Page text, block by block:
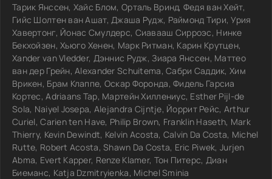
Тарик Янссен, Хайс Блом, Орталь Вринд, Федя ван Хейт,
Гийс Шолтен ван Ашат, Джаша Рудж, Раймонд Тири, Урия
Хавертонг, Йонас Смулдерс, Сиавааш Сирроэс, Нинке
Бекхойзен, Хьюго Хенен, Марк Ритман, Карин Крутцен,
Xander van Vledder, Дэннис Рудж, Зиара Янссен, Маттео
ван дер Грейн, Alexander Schuitema, Сабри Саддик, Хим
Врикен, Брам Клаппе, Оскар Форонда, Фидель Гарсиа
Кортес, Adriaans Tap, Мартейн Хиллениус, Esther Pijl-de
Sola, Naiyel Josepa, Alejandra Cijntje, Йоррит Рейс, Arthur
Curiel, Carien ten Have, Philip Brown, Franklin Haseth, Mark
Thierry, Kevin Dewindt, Kelvin Acosta, Calvin Da Costa, Michel
Rutte, Robert Acosta, Shawn Da Costa, Eric Piwek, Jurjen
Abma, Evert Kapper, Renze Klamer, Тон Питерс, Диан
Биеманс, Katja Dzmitryienka, Michel Sminia